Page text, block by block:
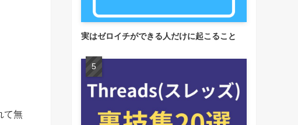
実はゼロイチができる人だけに起こること